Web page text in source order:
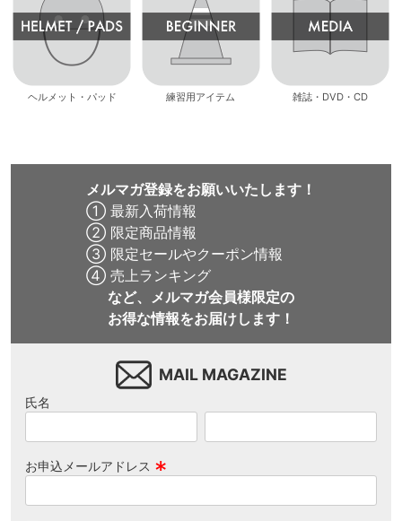
ヘルメット・パッド 練習用アイテム 雑誌・DVD・CD
メルマガ登録をお願いいたします！
① 最新入荷情報
② 限定商品情報
③ 限定セールやクーポン情報
④ 売上ランキング
など、メルマガ会員様限定の
お得な情報をお届けします！
MAIL MAGAZINE
氏名
お申込メールアドレス